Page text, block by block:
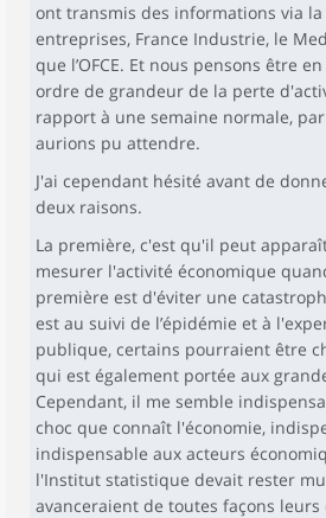
ont transmis des informations via
entreprises, France Industrie, le
que l’OFCE. Et nous pensons être
ordre de grandeur de la perte
rapport à une semaine normale,
aurions pu attendre.
J'ai cependant hésité avant de
deux raisons.
La première, c'est qu'il peut
mesurer l'activité économique
première est d'éviter une
est au suivi de l’épidémie et à
publique, certains pourraient être
qui est également portée aux
Cependant, il me semble
choc que connaît l'économie,
indispensable aux acteurs
l'Institut statistique devait rester
avanceraient de toutes façons leurs